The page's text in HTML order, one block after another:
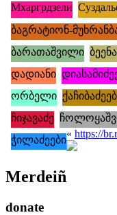
Мхаргрдзели
ბაგრატიონ-
ბარათაშვილი
დადიანი
ორბელი
ჩიჯავაძე
ჭილაძეები
« https://
Merdeiñ
donate